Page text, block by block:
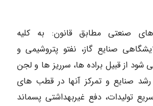
صنعتی مطابق قانون: به کلیه
صنایع گاز، نفتو پتروشیمی و
شود از قبیل براده ها، سرریز ها و لجن
صنایع و تمرکز آنها در قطب های
تولیدات، دفع غیربهداشتی پسماند